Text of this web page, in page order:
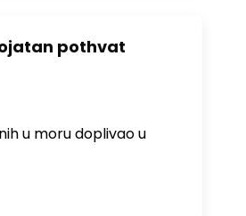
pothvat
u moru doplivao u